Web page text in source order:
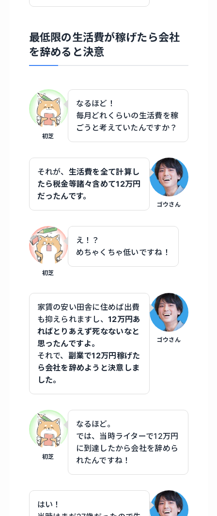
最低限の生活費が稼げたら会社
を辞めると決意
初芝
なるほど！
毎月どれくらいの生活費を稼
ごうと考えていたんですか？
ゴウさん
それが、 生活費を全て計算し
たら税金等諸々含めて12万円
だったんです。
初芝
え！？
めちゃくちゃ低いですね！
ゴウさん
家賃の安い田舎に住めば出費
も抑えられますし、12万円あ
ればとりあえず死なないなと
思ったんですよ。
それで、 副業で12万円稼げた
ら会社を辞めようと決意しま
した。
初芝
なるほど。
では、当時ライターで12万円
に到達したから会社を辞めら
れたんですね！
はい！